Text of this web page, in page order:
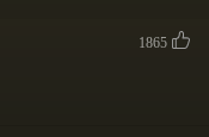
我爱你）
1865